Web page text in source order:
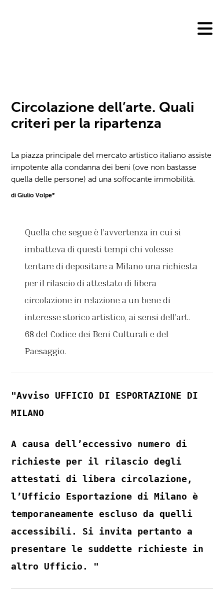
Circolazione dell’arte. Quali
criteri per la ripartenza
La piazza principale del mercato artistico italiano assiste
impotente alla condanna dei beni (ove non bastasse
quella delle persone) ad una soffocante immobilità.
di Giulio Volpe*
Quella che segue è l’avvertenza in cui si
imbatteva di questi tempi chi volesse
tentare di depositare a Milano una richiesta
per il rilascio di attestato di libera
circolazione in relazione a un bene di
interesse storico artistico, ai sensi dell’art.
68 del Codice dei Beni Culturali e del
Paesaggio.
"Avviso UFFICIO DI ESPORTAZIONE DI
MILANO
A causa dell’eccessivo numero di
richieste per il rilascio degli
attestati di libera circolazione,
l’Ufficio Esportazione di Milano è
temporaneamente escluso da quelli
accessibili. Si invita pertanto a
presentare le suddette richieste in
altro Ufficio. "